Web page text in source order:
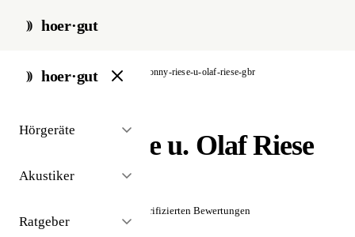
hoer·gut
hoer·gut
Hörgeräte
Akustiker
Ratgeber
start / akustiker / artern conny-riese-u-olaf-riese-gbr
Conny Riese u. Olaf Riese
GbR
Noch keine verifizierten Bewertungen